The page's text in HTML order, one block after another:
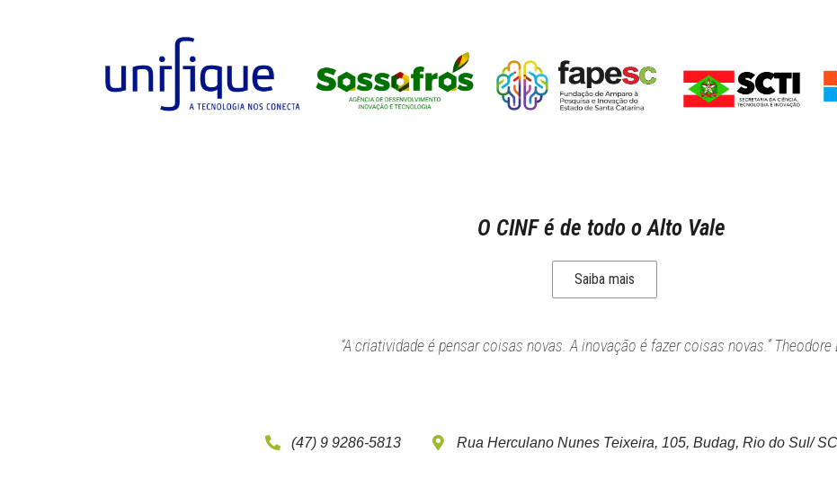
O CINF é de todo o Alto Vale
Saiba mais
“A criatividade é pensar coisas novas. A inovação é fazer coisas novas.” Theodore
(47) 9 9286-5813 Rua Herculano Nunes Teixeira, 105, Budag, Rio do Sul/ SC